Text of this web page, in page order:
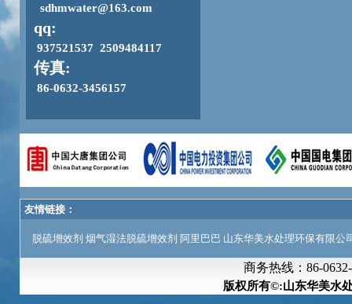
sdhmwater@163.com
qq:
937521537 2509484117
传真:
86-0632-3456157
友情链接：
脱硫增效剂 烟气湿法脱硫增效剂 阿里巴巴 山东华美水处理环保有限公
商务热线： 86-
版权所有©:山东华美水